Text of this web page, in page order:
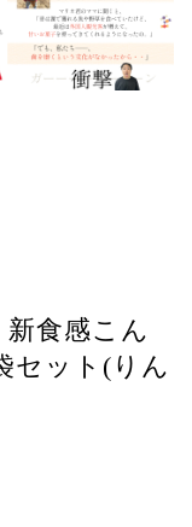
新食感こん
セット(りん